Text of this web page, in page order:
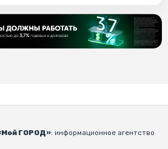
ГОРОД»: информационное агентство